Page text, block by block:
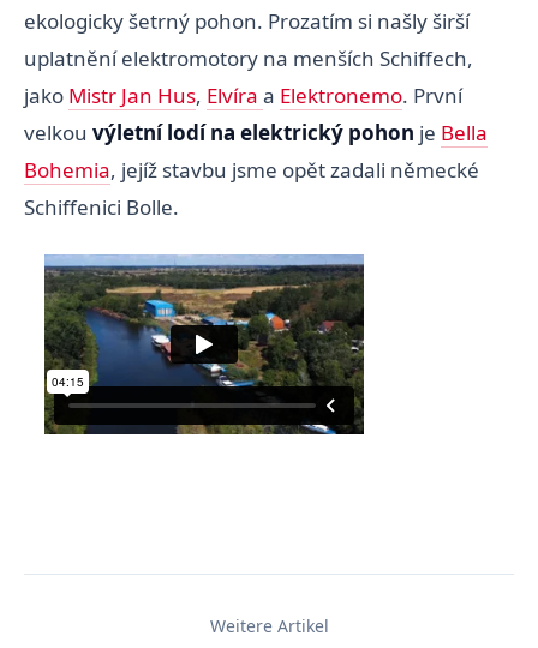
ekologicky šetrný pohon. Prozatím si našly širší
uplatnění elektromotory na menších Schiffech,
jako Mistr Jan Hus, Elvíra a Elektronemo. První
velkou výletní lodí na elektrický pohon je Bella
Bohemia, jejíž stavbu jsme opět zadali německé
Schiffenici Bolle.
Weitere Artikel